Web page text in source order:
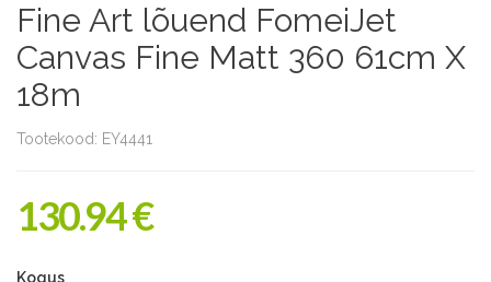
Fine Art lõuend FomeiJet
Canvas Fine Matt 360 61cm X
18m
Tootekood: EY4441
130.94 €
Kogus